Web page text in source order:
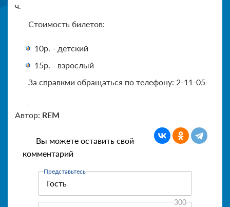
ч.
Стоимость билетов:
10р. - детский
15р. - взрослый
За справкми обращаться по телефону: 2-11-05
Автор: REM
Вы можете оставить свой
комментарий
Представьтесь
300